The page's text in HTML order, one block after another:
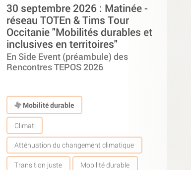
30 septembre 2026 : Matinée -
réseau TOTEn & Tims Tour
Occitanie "Mobilités durables et
inclusives en territoires"
En Side Event (préambule) des
Rencontres TEPOS 2026
Mobilité durable
Climat
Atténuation du changement climatique
Transition juste Mobilité durable